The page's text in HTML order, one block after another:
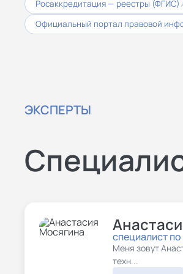
Росаккредитация — реестры (ФГИС)
Официальный портал правовой
ЭКСПЕРТЫ
специалист
Меня зовут
техн...